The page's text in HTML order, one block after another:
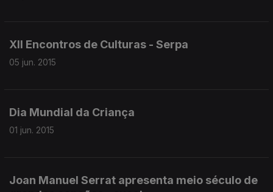
XII Encontros de Culturas - Serpa
05 jun. 2015
Dia Mundial da Criança
01 jun. 2015
Joan Manuel Serrat apresenta meio século de